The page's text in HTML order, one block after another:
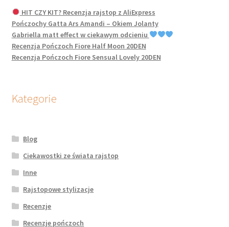
HIT CZY KIT? Recenzja rajstop z AliExpress
Pończochy Gatta Ars Amandi – Okiem Jolanty
Gabriella matt effect w ciekawym odcieniu
Recenzja Pończoch Fiore Half Moon 20DEN
Recenzja Pończoch Fiore Sensual Lovely 20DEN
Kategorie
Blog
Ciekawostki ze świata rajstop
Inne
Rajstopowe stylizacje
Recenzje
Recenzje pończoch